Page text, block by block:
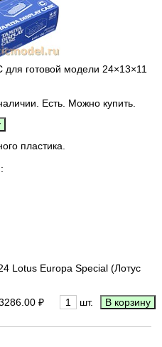
готовой модели 24×13×11
Есть. Можно купить.
пластика.
Lotus Europa Special (Лотус
₽
шт.